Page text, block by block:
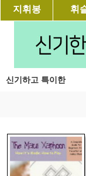
지휘봉 휘
신기하고 특이한